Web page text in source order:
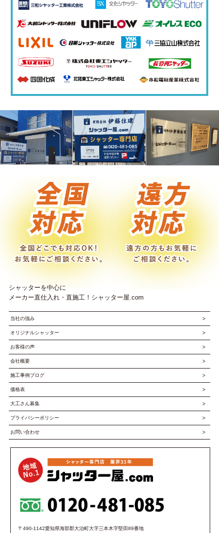
シャッターを中心に
メーカー直仕入れ・直施工！シャッター屋.com
当社の強み
オリジナルシャッター
お客様の声
会社概要
施工事例ブログ
価格表
大工さん募集
プライバシーポリシー
お問い合わせ
〒490-1142愛知県海部郡大治町大字三本木字堅田89番地